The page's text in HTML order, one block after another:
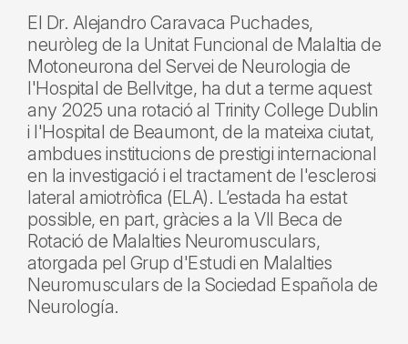
El Dr. Alejandro Caravaca Puchades,
neuròleg de la Unitat Funcional de Malaltia de
Motoneurona del Servei de Neurologia de
l'Hospital de Bellvitge, ha dut a terme aquest
any 2025 una rotació al Trinity College Dublin
i l'Hospital de Beaumont, de la mateixa ciutat,
ambdues institucions de prestigi internacional
en la investigació i el tractament de l'esclerosi
lateral amiotròfica (ELA). L’estada ha estat
possible, en part, gràcies a la VII Beca de
Rotació de Malalties Neuromusculars,
atorgada pel Grup d'Estudi en Malalties
Neuromusculars de la Sociedad Española de
Neurología.